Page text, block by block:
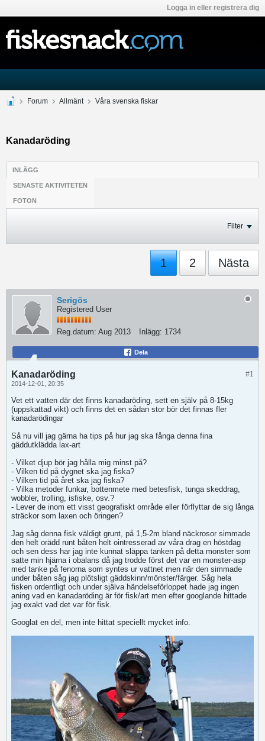
Logga in eller registrera dig
Forum Allmänt Våra svenska fiskar
Kanadaröding
INLÄGG
SENASTE AKTIVITETEN
FOTON
Filter
1 2 Nästa
Serigös
Registered User
Reg.datum: Aug 2013 Inlägg: 1734
Dela
#1
Kanadaröding
2014-12-01, 20:35
Vet ett vatten där det finns kanadaröding, sett en själv på 8-15kg
(uppskattad vikt) och finns det en sådan stor bör det finnas fler
kanadarödingar
Så nu vill jag gärna ha tips på hur jag ska fånga denna fina
gäddutklädda lax-art
- Vilket djup bör jag hålla mig minst på?
- Vilken tid på dygnet ska jag fiska?
- Vilken tid på året ska jag fiska?
- Vilka metoder funkar, bottenmete med betesfisk, tunga skeddrag,
wobbler, trolling, isfiske, osv.?
- Lever de inom ett visst geografiskt område eller förflyttar de sig långa
sträckor som laxen och öringen?
Jag såg denna fisk väldigt grunt, på 1,5-2m bland näckrosor simmade
den helt orädd runt båten helt ointresserad av våra drag en höstdag
och sen dess har jag inte kunnat släppa tanken på detta monster som
satte min hjärna i obalans då jag trodde först det var en monster-asp
med tanke på fenorna som syntes ur vattnet men när den simmade
under båten såg jag plötsligt gäddskinn/mönster/färger. Såg hela
fisken ordentligt och under själva händelseförloppet hade jag ingen
aning vad en kanadaröding är för fisk/art men efter googlande hittade
jag exakt vad det var för fisk.
Googlat en del, men inte hittat speciellt mycket info.